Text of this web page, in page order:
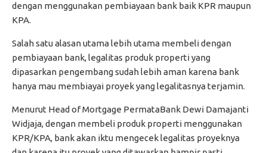
dengan menggunakan pembiayaan bank baik KPR maupun
KPA.
Salah satu alasan utama lebih utama membeli dengan
pembiayaan bank, legalitas produk properti yang
dipasarkan pengembang sudah lebih aman karena bank
hanya mau membiayai proyek yang legalitasnya terjamin.
Menurut Head of Mortgage PermataBank Dewi Damajanti
Widjaja, dengan membeli produk properti menggunakan
KPR/KPA, bank akan iktu mengecek legalitas proyeknya